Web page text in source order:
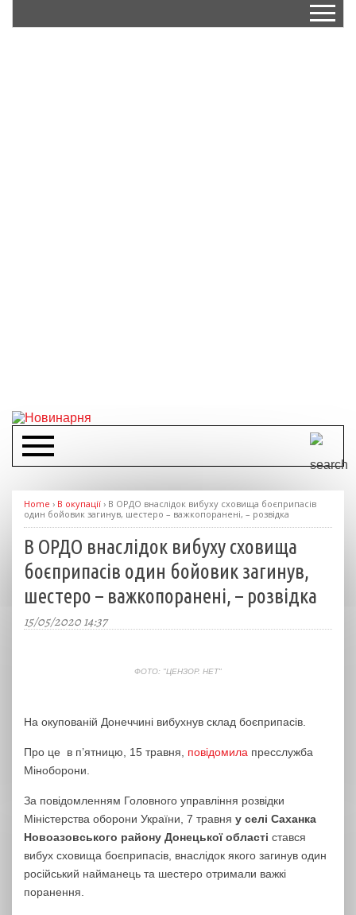
Home › В окупації › В ОРДО внаслідок вибуху сховища боєприпасів
один бойовик загинув, шестеро – важкопоранені, – розвідка
В ОРДО внаслідок вибуху сховища
боєприпасів один бойовик загинув,
шестеро – важкопоранені, – розвідка
15/05/2020 14:37
ФОТО: "ЦЕНЗОР. НЕТ"
На окупованій Донеччині вибухнув склад боєприпасів.
Про це в п’ятницю, 15 травня, повідомила пресслужба
Міноборони.
За повідомленням Головного управління розвідки
Міністерства оборони України, 7 травня у селі Саханка
Новоазовського району Донецької області стався
вибух сховища боєприпасів, внаслідок якого загинув один
російський найманець та шестеро отримали важкі
поранення.